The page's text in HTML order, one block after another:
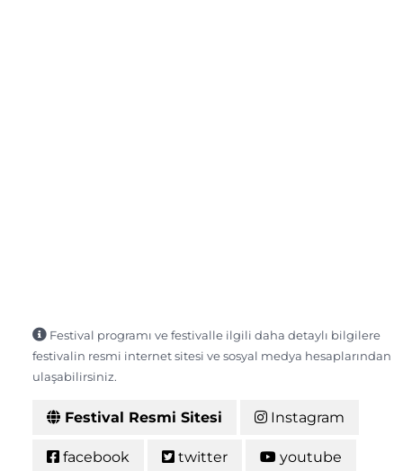
Festival programı ve festivalle ilgili daha detaylı bilgilere
festivalin resmi internet sitesi ve sosyal medya hesaplarından
ulaşabilirsiniz.
Festival Resmi Sitesi Instagram
facebook twitter youtube